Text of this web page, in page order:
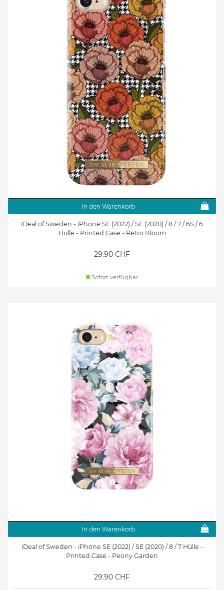
In den Warenkorb
iDeal of Sweden - iPhone SE (2022) / SE (2020) / 8 / 7 / 6S / 6
Hülle - Printed Case - Retro Bloom
29.90 CHF
Sofort verfügbar
In den Warenkorb
iDeal of Sweden - iPhone SE (2022) / SE (2020) / 8 / 7 Hülle -
Printed Case - Peony Garden
29.90 CHF